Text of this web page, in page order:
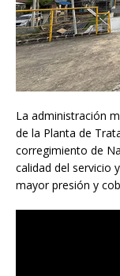
La administración
de la Planta de
corregimiento de
calidad del servicio
mayor presión y